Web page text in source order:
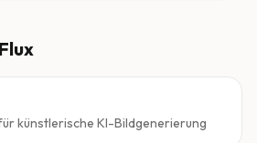
Flux
künstlerische KI-Bildgenerierung